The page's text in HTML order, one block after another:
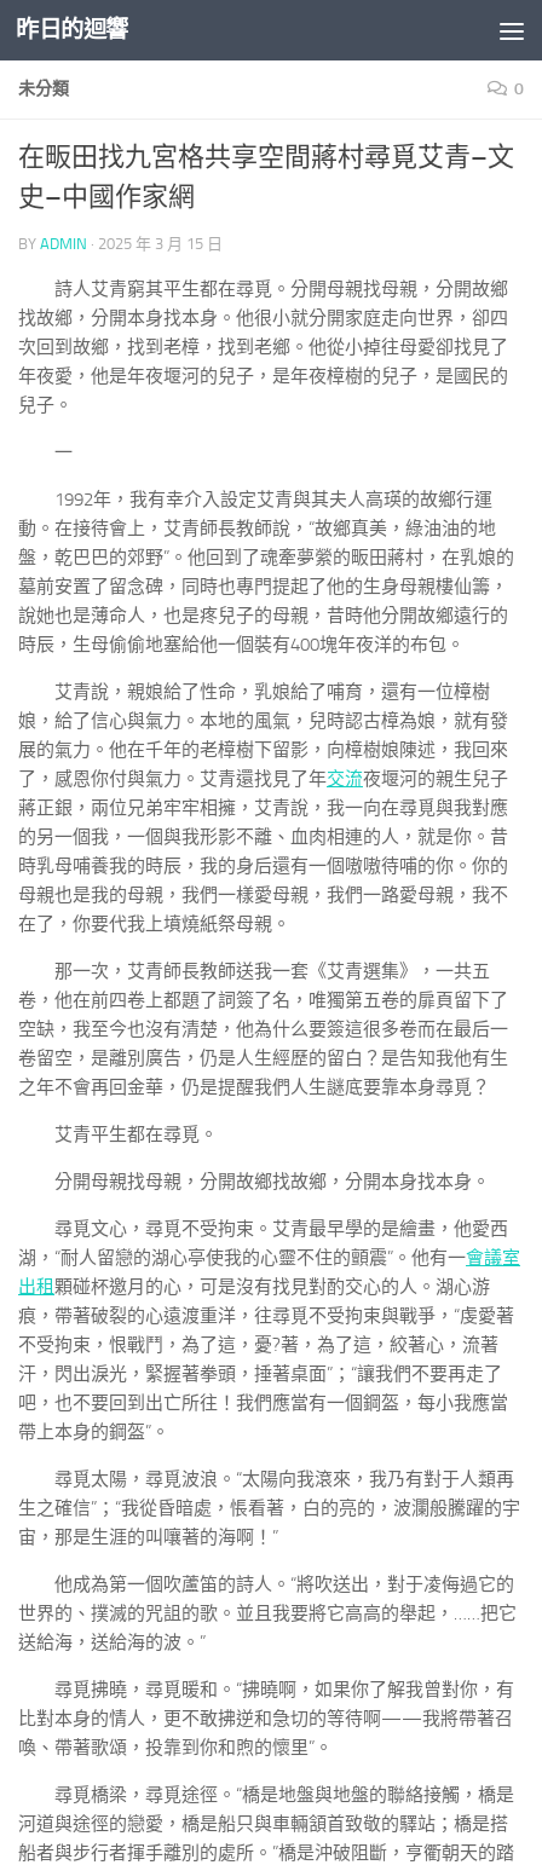
Skip to content
昨日的迴響
未分類 0
在畈田找九宮格共享空間蔣村尋覓艾青–文
史–中國作家網
BY ADMIN · 2025 年 3 月 15 日
詩人艾青窮其平生都在尋覓。分開母親找母親，分開故鄉
找故鄉，分開本身找本身。他很小就分開家庭走向世界，卻四
次回到故鄉，找到老樟，找到老鄉。他從小掉往母愛卻找見了
年夜愛，他是年夜堰河的兒子，是年夜樟樹的兒子，是國民的
兒子。
一
1992年，我有幸介入設定艾青與其夫人高瑛的故鄉行運
動。在接待會上，艾青師長教師說，“故鄉真美，綠油油的地
盤，乾巴巴的郊野”。他回到了魂牽夢縈的畈田蔣村，在乳娘的
墓前安置了留念碑，同時也專門提起了他的生身母親樓仙籌，
說她也是薄命人，也是疼兒子的母親，昔時他分開故鄉遠行的
時辰，生母偷偷地塞給他一個裝有400塊年夜洋的布包。
艾青說，親娘給了性命，乳娘給了哺育，還有一位樟樹
娘，給了信心與氣力。本地的風氣，兒時認古樟為娘，就有發
展的氣力。他在千年的老樟樹下留影，向樟樹娘陳述，我回來
了，感恩你付與氣力。艾青還找見了年交流夜堰河的親生兒子
蔣正銀，兩位兄弟牢牢相擁，艾青說，我一向在尋覓與我對應
的另一個我，一個與我形影不離、血肉相連的人，就是你。昔
時乳母哺養我的時辰，我的身后還有一個嗷嗷待哺的你。你的
母親也是我的母親，我們一樣愛母親，我們一路愛母親，我不
在了，你要代我上墳燒紙祭母親。
那一次，艾青師長教師送我一套《艾青選集》，一共五
卷，他在前四卷上都題了詞簽了名，唯獨第五卷的扉頁留下了
空缺，我至今也沒有清楚，他為什么要簽這很多卷而在最后一
卷留空，是離別廣告，仍是人生經歷的留白？是告知我他有生
之年不會再回金華，仍是提醒我們人生謎底要靠本身尋覓？
艾青平生都在尋覓。
分開母親找母親，分開故鄉找故鄉，分開本身找本身。
尋覓文心，尋覓不受拘束。艾青最早學的是繪畫，他愛西
湖，“耐人留戀的湖心亭使我的心靈不住的顫震”。他有一會議室
出租顆碰杯邀月的心，可是沒有找見對酌交心的人。湖心游
痕，帶著破裂的心遠渡重洋，往尋覓不受拘束與戰爭，“虔愛著
不受拘束，恨戰鬥，為了這，憂?著，為了這，絞著心，流著
汗，閃出淚光，緊握著拳頭，捶著桌面”；“讓我們不要再走了
吧，也不要回到出亡所往！我們應當有一個鋼盔，每小我應當
帶上本身的鋼盔”。
尋覓太陽，尋覓波浪。“太陽向我滾來，我乃有對于人類再
生之確信”；“我從昏暗處，悵看著，白的亮的，波瀾般騰躍的宇
宙，那是生涯的叫嚷著的海啊！”
他成為第一個吹蘆笛的詩人。“將吹送出，對于凌侮過它的
世界的、撲滅的咒詛的歌。並且我要將它高高的舉起，……把它
送給海，送給海的波。”
尋覓拂曉，尋覓暖和。“拂曉啊，如果你了解我曾對你，有
比對本身的情人，更不敢拂逆和急切的等待啊——我將帶著召
喚、帶著歌頌，投靠到你和煦的懷里”。
尋覓橋梁，尋覓途徑。“橋是地盤與地盤的聯絡接觸，橋是
河道與途徑的戀愛，橋是船只與車輛頷首致敬的驛站；橋是搭
船者與步行者揮手離別的處所。”橋是沖破阻斷，亨衢朝天的踏